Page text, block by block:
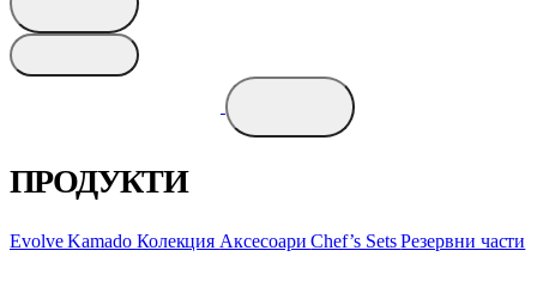
ПРОДУКТИ
Evolve Kamado КолекцияАксесоариChef’s SetsРезервни части